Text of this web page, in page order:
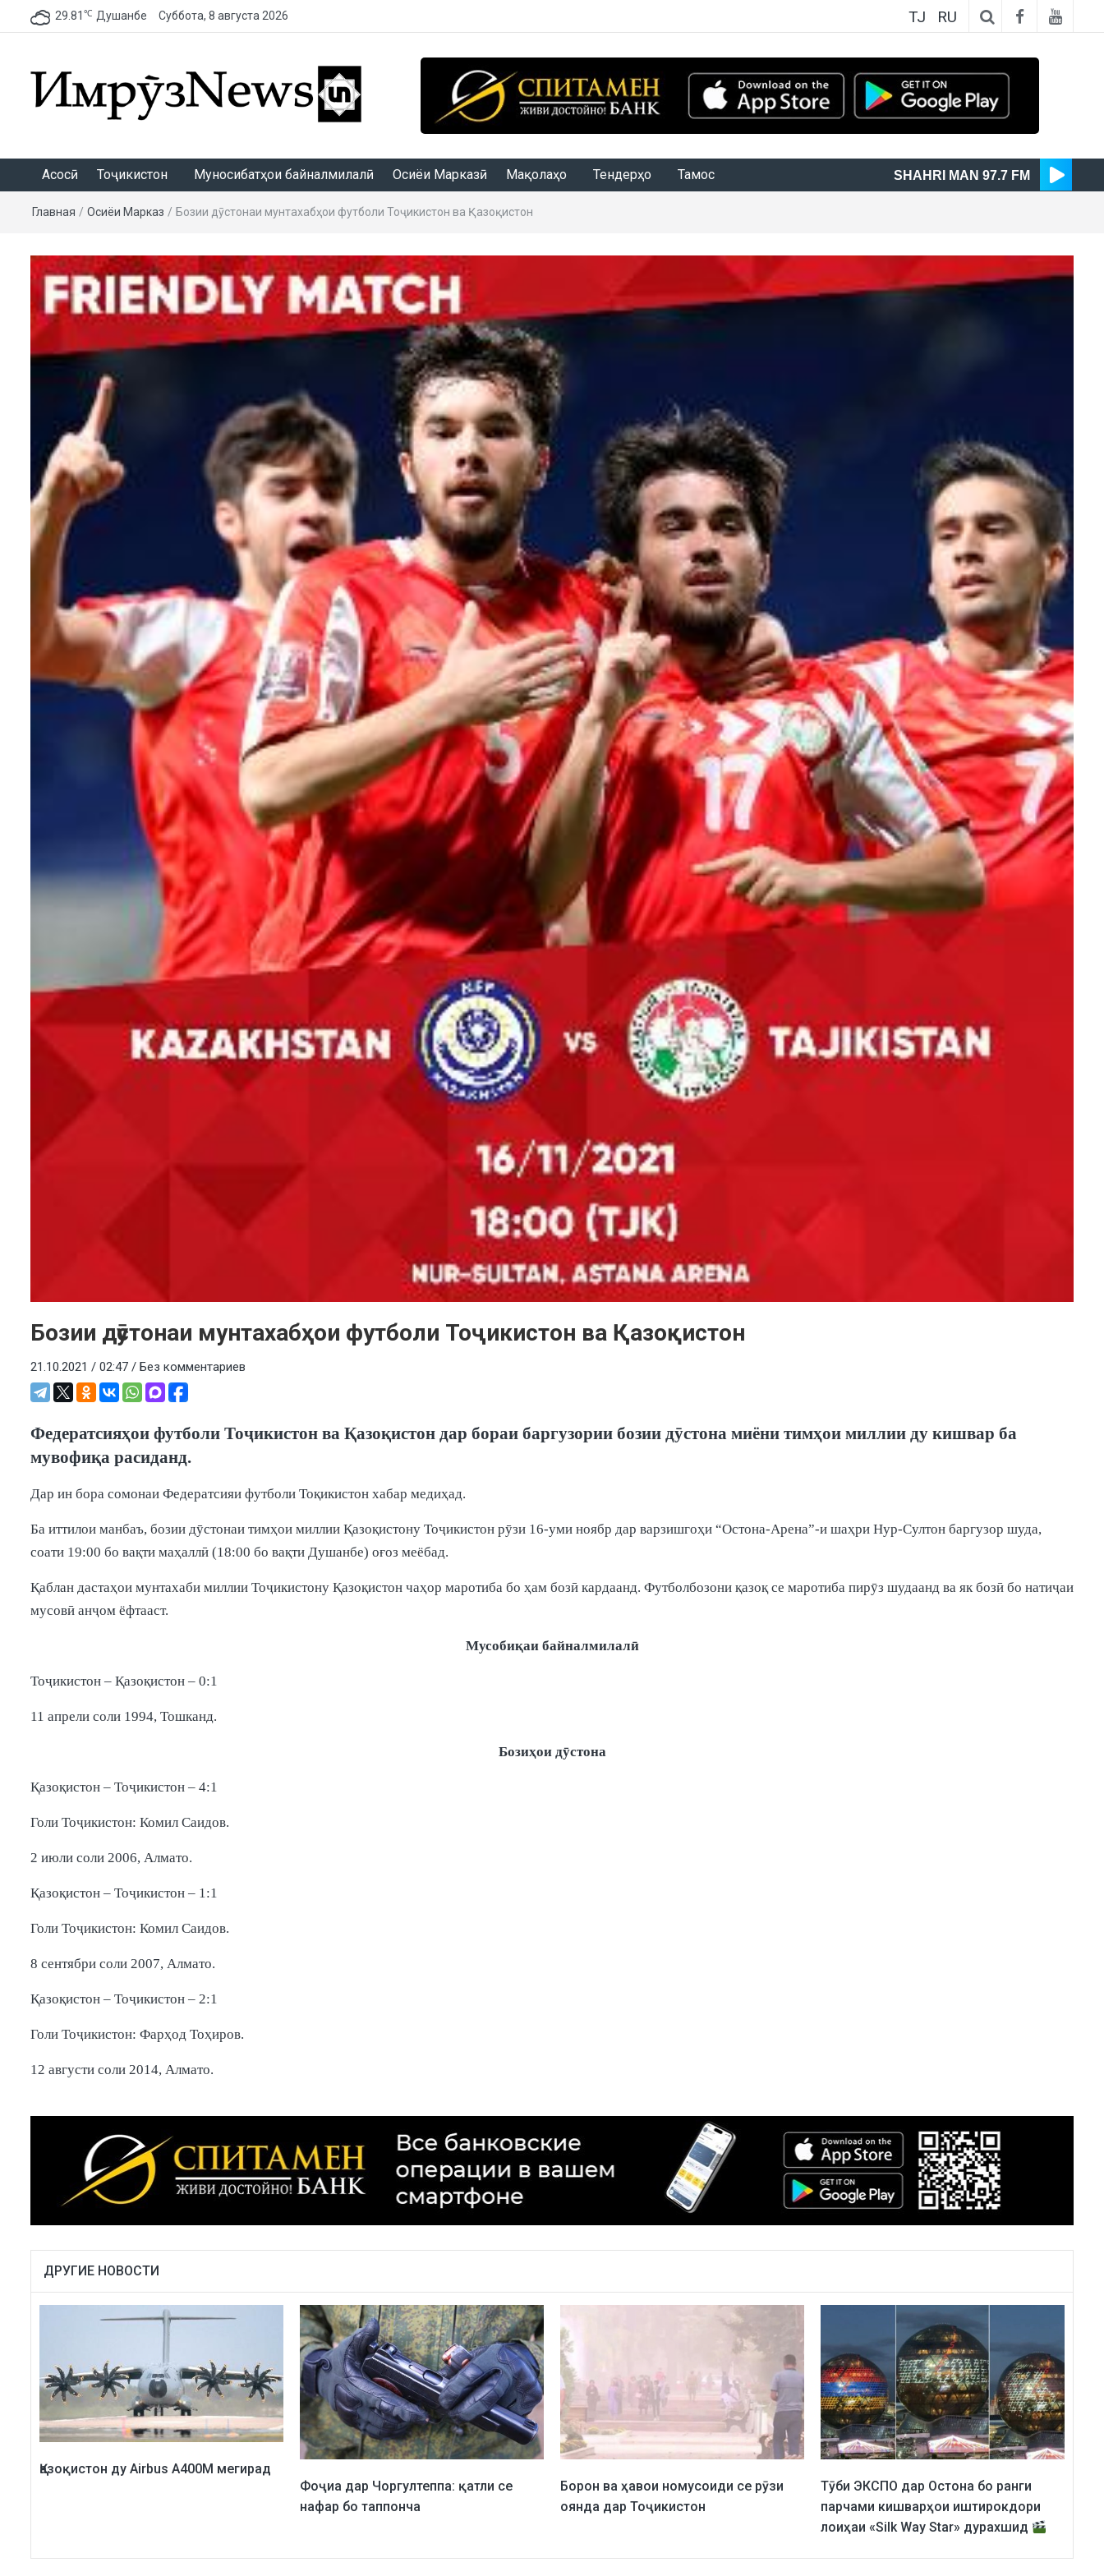
29.81 ℃ Душанбе Суббота, 8 августа 2026 TJ RU
Асосӣ Тоҷикистон Муносибатҳои байналмилалӣ Осиёи Марказӣ Мақолаҳо Тендерҳо Тамос SHAHRI MAN 97.7 FM
Главная / Осиёи Марказӣ / Бозии дӯстонаи мунтахабҳои футболи Тоҷикистон ва Қазоқистон
Бозии дӯстонаи мунтахабҳои футболи Тоҷикистон ва Қазоқистон
21.10.2021 / 02:47 / Без комментариев
Федератсияҳои футболи Тоҷикистон ва Қазоқистон дар бораи баргузории бозии дӯстона миёни тимҳои миллии ду кишвар ба
мувофиқа расиданд.
Дар ин бора сомонаи Федератсияи футболи Тоқикистон хабар медиҳад.
Ба иттилои манбаъ, бозии дӯстонаи тимҳои миллии Қазоқистону Тоҷикистон рӯзи 16-уми ноябр дар варзишгоҳи “Остона-Арена”-и шаҳри Нур-Султон баргузор шуда,
соати 19:00 бо вақти маҳаллӣ (18:00 бо вақти Душанбе) оғоз меёбад.
Қаблан дастаҳои мунтахаби миллии Тоҷикистону Қазоқистон чаҳор маротиба бо ҳам бозӣ кардаанд. Футболбозони қазоқ се маротиба пирӯз шудаанд ва як бозӣ бо натиҷаи
мусовӣ анҷом ёфтааст.
Мусобиқаи байналмилалӣ
Тоҷикистон – Қазоқистон – 0:1
11 апрели соли 1994, Тошканд.
Бозиҳои дӯстона
Қазоқистон – Тоҷикистон – 4:1
Голи Тоҷикистон: Комил Саидов.
2 июли соли 2006, Алмато.
Қазоқистон – Тоҷикистон – 1:1
Голи Тоҷикистон: Комил Саидов.
8 сентябри соли 2007, Алмато.
Қазоқистон – Тоҷикистон – 2:1
Голи Тоҷикистон: Фарҳод Тоҳиров.
12 августи соли 2014, Алмато.
ДРУГИЕ НОВОСТИ
Қазоқистон ду Airbus A400M мегирад
Фоҷиа дар Чоргултеппа: қатли се
нафар бо таппонча
Борон ва ҳавои номусоиди се рӯзи
оянда дар Тоҷикистон
Тӯби ЭКСПО дар Остона бо ранги
парчами кишварҳои иштирокдори
лоиҳаи «Silk Way Star» дурахшид